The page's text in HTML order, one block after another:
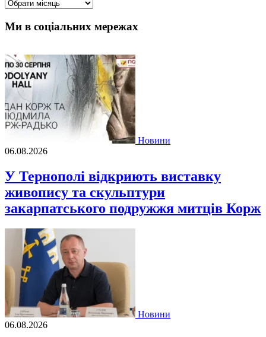
Ми в соціальних мережах
Новини
06.08.2026
У Тернополі відкриють виставку
живопису та скульптури
закарпатського подружжя митців Корж
Новини
06.08.2026